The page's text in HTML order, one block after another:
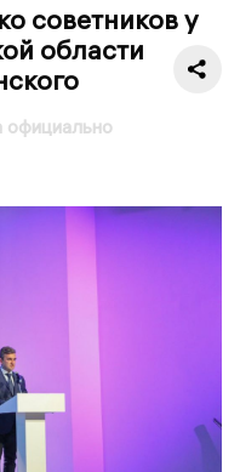
советников у
области
официально